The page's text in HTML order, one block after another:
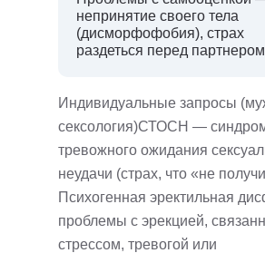
непринятие своего тела
(дисморфофобия), страх
раздеться перед
Индивидуальные запросы
сексология)СТОСН —
тревожного ожидания
неудачи (страх, что «не
Психогенная эректильная
проблемы с эрекцией,
стрессом, тревогой или